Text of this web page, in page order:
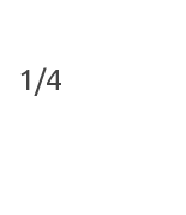
1/4